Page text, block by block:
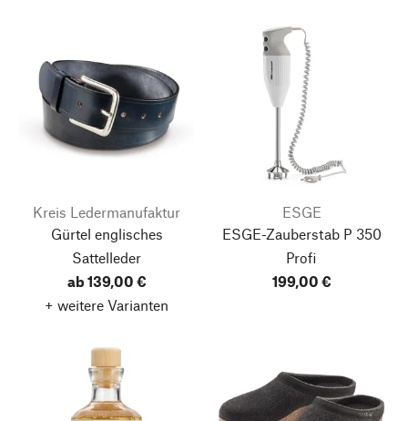
Kreis Ledermanufaktur
Gürtel englisches
Sattelleder
ab 139,00 €
+ weitere Varianten
ESGE
ESGE-Zauberstab P 350
Profi
199,00 €